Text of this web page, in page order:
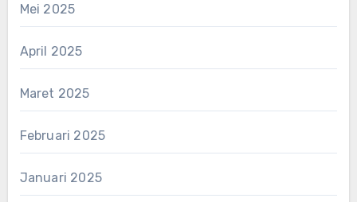
Mei 2025
April 2025
Maret 2025
Februari 2025
Januari 2025